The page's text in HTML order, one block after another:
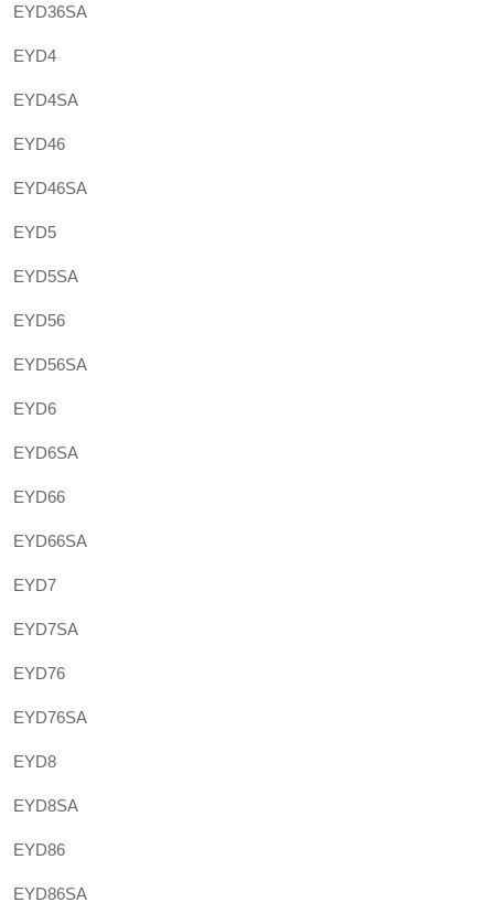
EYD36SA
EYD4
EYD4SA
EYD46
EYD46SA
EYD5
EYD5SA
EYD56
EYD56SA
EYD6
EYD6SA
EYD66
EYD66SA
EYD7
EYD7SA
EYD76
EYD76SA
EYD8
EYD8SA
EYD86
EYD86SA